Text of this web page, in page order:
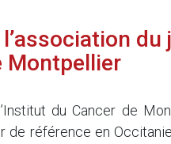
Montpellier
du Cancer de
de référence en